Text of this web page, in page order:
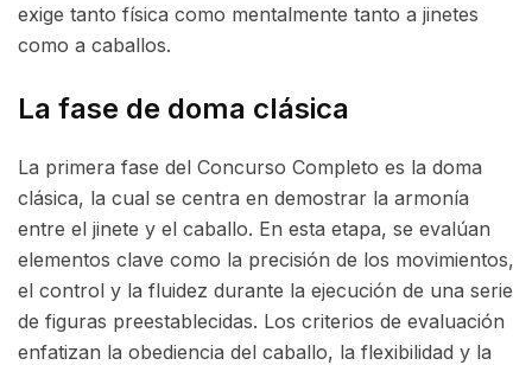
exige tanto física como mentalmente tanto a jinetes
como a caballos.
La fase de doma clásica
La primera fase del Concurso Completo es la doma
clásica, la cual se centra en demostrar la armonía
entre el jinete y el caballo. En esta etapa, se evalúan
elementos clave como la precisión de los movimientos,
el control y la fluidez durante la ejecución de una serie
de figuras preestablecidas. Los criterios de evaluación
enfatizan la obediencia del caballo, la flexibilidad y la